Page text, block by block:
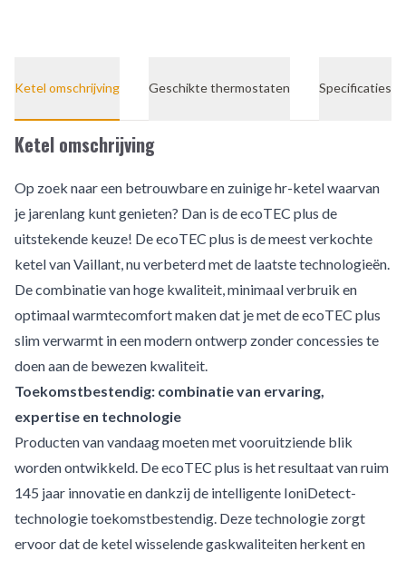
Ketel omschrijving Geschikte thermostaten Specificaties
Ketel omschrijving
Op zoek naar een betrouwbare en zuinige hr-ketel waarvan
je jarenlang kunt genieten? Dan is de ecoTEC plus de
uitstekende keuze! De ecoTEC plus is de meest verkochte
ketel van Vaillant, nu verbeterd met de laatste technologieën.
De combinatie van hoge kwaliteit, minimaal verbruik en
optimaal warmtecomfort maken dat je met de ecoTEC plus
slim verwarmt in een modern ontwerp zonder concessies te
doen aan de bewezen kwaliteit.
Toekomstbestendig: combinatie van ervaring,
expertise en technologie
Producten van vandaag moeten met vooruitziende blik
worden ontwikkeld. De ecoTEC plus is het resultaat van ruim
145 jaar innovatie en dankzij de intelligente IoniDetect-
technologie toekomstbestendig. Deze technologie zorgt
ervoor dat de ketel wisselende gaskwaliteiten herkent en